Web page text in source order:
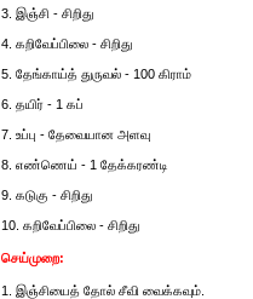
3. இஞ்சி - சிறிது
4. கறிவேப்பிலை - சிறிது
5. தேங்காய்த் துருவல் - 100 கிராம்
6. தயிர் - 1 கப்
7. உப்பு - தேவையான அளவு
8. எண்ணெய் - 1 தேக்கரண்டி
9. கடுகு - சிறிது
10. கறிவேப்பிலை - சிறிது
செய்முறை:
1. இஞ்சியைத் தோல் சீவி வைக்கவும்.